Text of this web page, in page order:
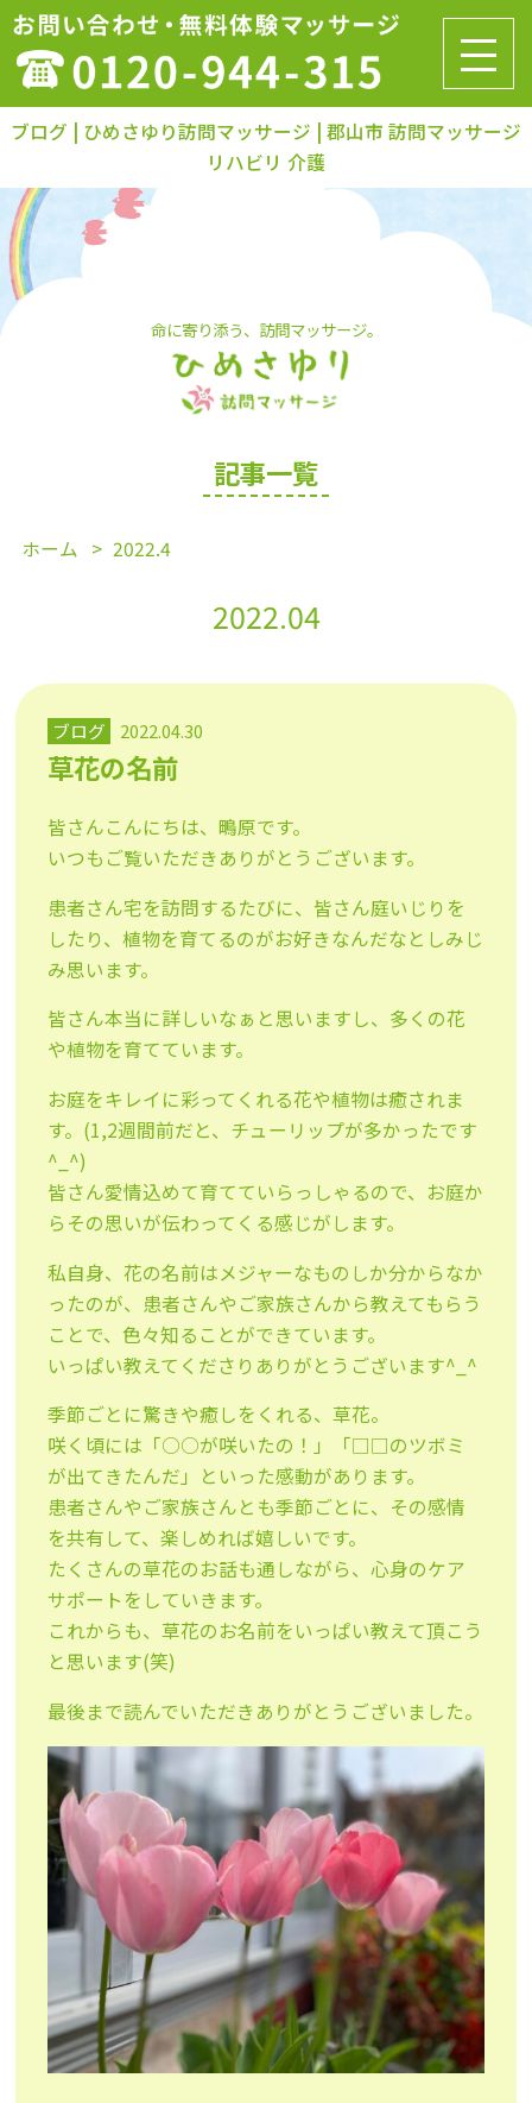
ブログ | ひめさゆり訪問マッサージ | 郡山市 訪問マッサージ
リハビリ 介護
命に寄り添う、訪問マッサージ。
記事一覧
ホーム 2022.4
2022.04
ブログ 2022.04.30
草花の名前
皆さんこんにちは、鴫原です。
いつもご覧いただきありがとうございます。
患者さん宅を訪問するたびに、皆さん庭いじりを
したり、植物を育てるのがお好きなんだなとしみじ
み思います。
皆さん本当に詳しいなぁと思いますし、多くの花
や植物を育てています。
お庭をキレイに彩ってくれる花や植物は癒されま
す。(1,2週間前だと、チューリップが多かったです
^_^)
皆さん愛情込めて育てていらっしゃるので、お庭か
らその思いが伝わってくる感じがします。
私自身、花の名前はメジャーなものしか分からなか
ったのが、患者さんやご家族さんから教えてもらう
ことで、色々知ることができています。
いっぱい教えてくださりありがとうございます^_^
季節ごとに驚きや癒しをくれる、草花。
咲く頃には「○○が咲いたの！」「□□のツボミ
が出てきたんだ」といった感動があります。
患者さんやご家族さんとも季節ごとに、その感情
を共有して、楽しめれば嬉しいです。
たくさんの草花のお話も通しながら、心身のケア
サポートをしていきます。
これからも、草花のお名前をいっぱい教えて頂こう
と思います(笑)
最後まで読んでいただきありがとうございました。